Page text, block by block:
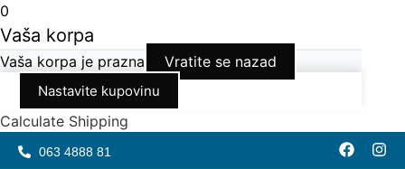
0
Vaša korpa
Vaša korpa je prazna Vratite se nazad
Nastavite kupovinu
Calculate Shipping
063 4888 81